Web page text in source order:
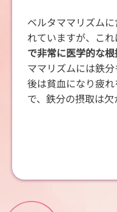
ベルタママリズム
れていますが、これ
で非常に医学的な根
ママリズムには鉄
後は貧血になり疲
で、鉄分の摂取は欠